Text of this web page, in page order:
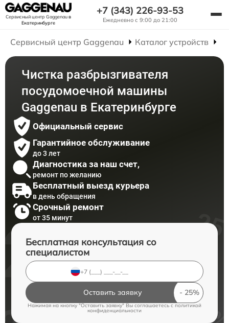
Сервисный центр Gaggenauв
Екатеринбурге
+7 (343) 226-93-53
Ежедневно с 9:00 до 21:00
Сервисный центр Gaggenau Каталог устройств
Чистка разбрызгивателя
посудомоечной машины
Gaggenau в Екатеринбурге
Официальный сервис
Гарантийное обслуживание
до 3 лет
Диагностика за наш счет,
ремонт по желанию
Бесплатный выезд курьера
в день обращения
Срочный ремонт
от 35 минут
Бесплатная консультация со
специалистом
Оставить заявку
Нажимая на кнопку "Оставить заявку" Вы соглашаетесь c политикой
конфиденциальности